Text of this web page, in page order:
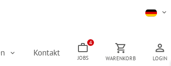
Kontakt JOBS
4
WARENKORB LOGIN